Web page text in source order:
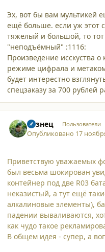
Эх, вот бы вам мультикей
ещё больше. если уж этот
тяжелый и большой, то
"неподъёмный" :1116:
Произведение исскуства
режиме цифрала и
будет интерестно
спецзаказу за 700 рублей
Кузнец Пользователи
Опубликовано 17
Приветствую уважаемых
был весьма шокирован
контейнер под две R03
неказистый, а тут ещё
алкалиновые элементы),
падении вываливаются,
как чудо такое
В общем идея - супер, а